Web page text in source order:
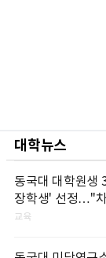
대학뉴스
동국대 대학원생
장학생' 선정…"
교육